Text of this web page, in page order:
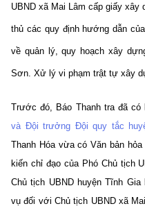
UBND xã Mai Lâm cấp giấy
thủ các quy định hướng dẫn
về quản lý, quy hoạch xây
Sơn. Xử lý vi phạm trật tự xây
Trước đó, Báo Thanh tra đã có
và Đội trưởng Đội quy tắc
Thanh Hóa vừa có Văn bản
kiến chỉ đạo của Phó Chủ tịch
Chủ tịch UBND huyện Tĩnh
vụ đối với Chủ tịch UBND xã